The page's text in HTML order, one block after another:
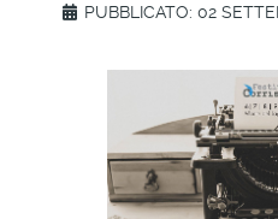
PUBBLICATO: 02